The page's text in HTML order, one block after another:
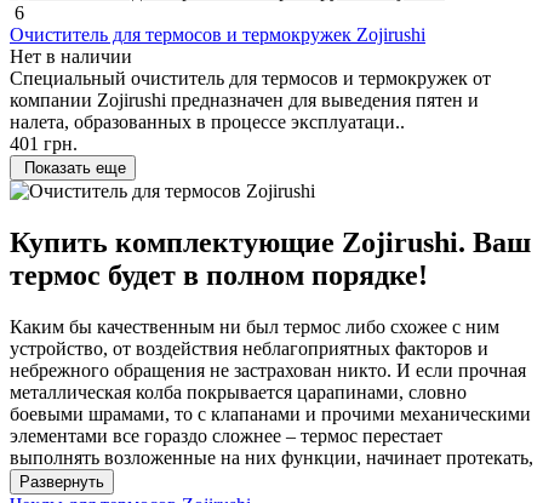
6
Очиститель для термосов и термокружек Zojirushi
Нет в наличии
Специальный очиститель для термосов и термокружек от
компании Zojirushi предназначен для выведения пятен и
налета, образованных в процессе эксплуатаци..
401 грн.
Показать еще
Купить комплектующие Zojirushi. Ваш
термос будет в полном порядке!
Каким бы качественным ни был термос либо схожее с ним
устройство, от воздействия неблагоприятных факторов и
небрежного обращения не застрахован никто. И если прочная
металлическая колба покрывается царапинами, словно
боевыми шрамами, то с клапанами и прочими механическими
элементами все гораздо сложнее – термос перестает
выполнять возложенные на них функции, начинает протекать,
не держит температуру и становится непригодным к
Развернуть